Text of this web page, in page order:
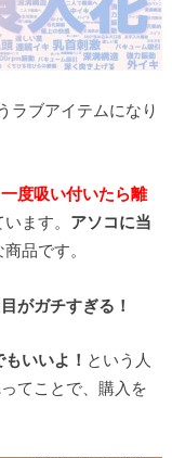
ラブアイテムになり
一度吸い付いたら離
ます。 アソコに当
品です。
がガチすぎる！
いいよ！ という人
てことで、購入を